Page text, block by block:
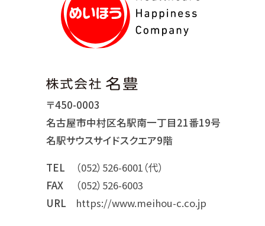
〒450-0003
名古屋市中村区名駅南一丁目21番19号
名駅サウスサイドスクエア9階
TEL
（052）526-6001（代）
FAX
（052）526-6003
URL
https://www.meihou-c.co.jp